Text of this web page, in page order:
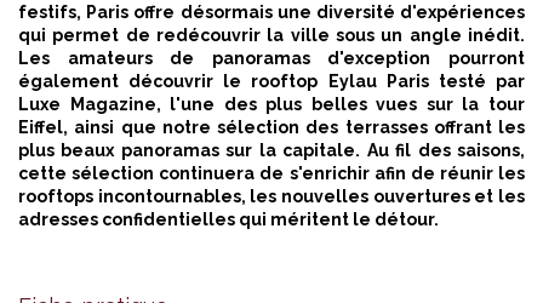
festifs, Paris offre désormais une diversité d'expériences
qui permet de redécouvrir la ville sous un angle inédit.
Les amateurs de panoramas d'exception pourront
également découvrir le rooftop Eylau
Paris testé par
Luxe Magazine, l'une des plus belles vues sur la tour
Eiffel, ainsi que notre sélection des terrasses offrant les
plus beaux panoramas sur la capitale. Au fil des saisons,
cette sélection continuera de s'enrichir afin de réunir les
rooftops incontournables, les nouvelles ouvertures et les
adresses confidentielles qui méritent le détour.